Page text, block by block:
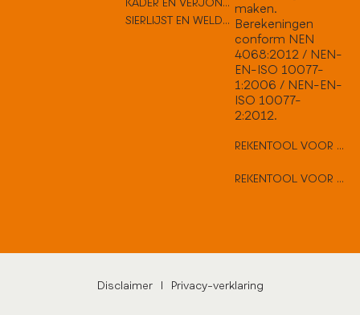
SIERLIJST EN WELDORPELS
maken.
Berekeningen
conform NEN
4068:2012 / NEN-
EN-ISO 10077-
1:2006 / NEN-EN-
ISO 10077-
2:2012.
REKENTOOL VOOR VLAKKE DEUREN
REKENTOOL VOOR HARD HOUTEN DEUREN
Disclaimer | Privacy-verklaring